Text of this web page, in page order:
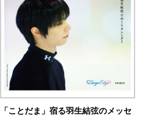
「ことだま」宿る羽生結弦のメッセ